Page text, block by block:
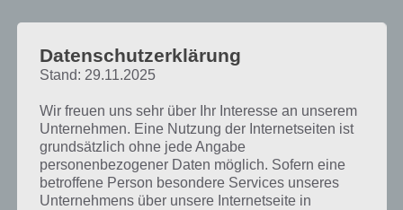
Datenschutzerklärung
Stand: 29.11.2025
Wir freuen uns sehr über Ihr Interesse an unserem
Unternehmen. Eine Nutzung der Internetseiten ist
grundsätzlich ohne jede Angabe
personenbezogener Daten möglich. Sofern eine
betroffene Person besondere Services unseres
Unternehmens über unsere Internetseite in